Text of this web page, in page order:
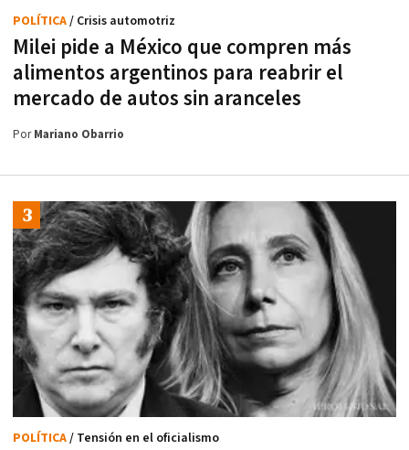
Milei pide a México que compren más
alimentos argentinos para reabrir el
mercado de autos sin aranceles
POLÍTICA/ Crisis automotriz
PorMariano Obarrio
POLÍTICA/ Tensión en el oficialismo